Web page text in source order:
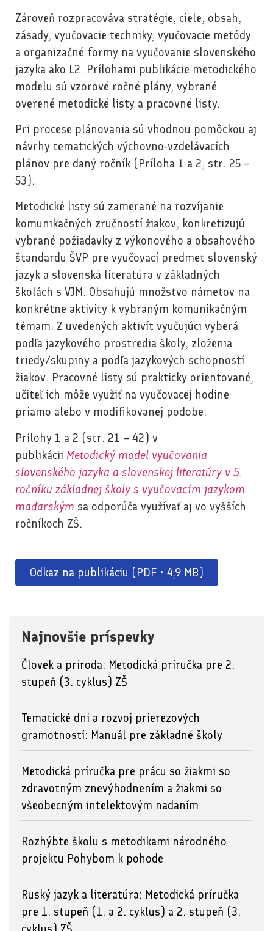
Zároveň rozpracováva stratégie, ciele, obsah,
zásady, vyučovacie techniky, vyučovacie metódy
a organizačné formy na vyučovanie slovenského
jazyka ako L2. Prílohami publikácie metodického
modelu sú vzorové ročné plány, vybrané
overené metodické listy a pracovné listy.
Pri procese plánovania sú vhodnou pomôckou aj
návrhy tematických výchovno-vzdelávacích
plánov pre daný ročník (Príloha 1 a 2, str. 25 –
53).
Metodické listy sú zamerané na rozvíjanie
komunikačných zručností žiakov, konkretizujú
vybrané požiadavky z výkonového a obsahového
štandardu ŠVP pre vyučovací predmet slovenský
jazyk a slovenská literatúra v základných
školách s VJM. Obsahujú množstvo námetov na
konkrétne aktivity k vybraným komunikačným
témam. Z uvedených aktivít vyučujúci vyberá
podľa jazykového prostredia školy, zloženia
triedy/skupiny a podľa jazykových schopností
žiakov. Pracovné listy sú prakticky orientované,
učiteľ ich môže využiť na vyučovacej hodine
priamo alebo v modifikovanej podobe.
Prílohy 1 a 2 (str. 21 – 42) v
publikácii Metodický model vyučovania
slovenského jazyka a slovenskej literatúry v 5.
ročníku základnej školy s vyučovacím jazykom
maďarským sa odporúča využívať aj vo vyšších
ročníkoch ZŠ.
Odkaz na publikáciu (PDF • 4,9 MB)
Najnovšie príspevky
Človek a príroda: Metodická príručka pre 2.
stupeň (3. cyklus) ZŠ
Tematické dni a rozvoj prierezových
gramotností: Manuál pre základné školy
Metodická príručka pre prácu so žiakmi so
zdravotným znevýhodnením a žiakmi so
všeobecným intelektovým nadaním
Rozhýbte školu s metodikami národného
projektu Pohybom k pohode
Ruský jazyk a literatúra: Metodická príručka
pre 1. stupeň (1. a 2. cyklus) a 2. stupeň (3.